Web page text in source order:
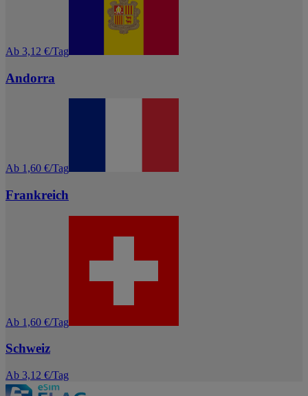
Ab 3,12 €/Tag
Andorra
Ab 1,60 €/Tag
Frankreich
Ab 1,60 €/Tag
Schweiz
Ab 3,12 €/Tag